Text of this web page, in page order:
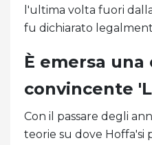
l'ultima volta fuori
fu dichiarato
È emersa
convincente
Con il passare degli
teorie su dove Hoffa'si